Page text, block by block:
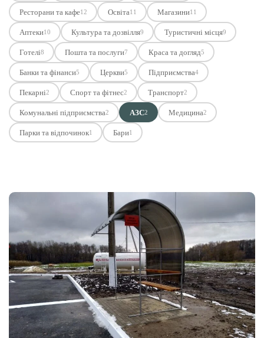
Публікації
Довідник
Редакційна політика
Етичний кодекс
Про нас
Тендери
Контакти
Ресторани та кафе12 Освіта11 Магазини11
Аптеки10 Культура та дозвілля9 Туристичні місця9
Готелі8 Пошта та послуги7 Краса та догляд5
Банки та фінанси5 Церкви5 Підприємства4
Пекарні2 Спорт та фітнес2 Транспорт2
Комунальні підприємства2 АЗС2 Медицина2
Парки та відпочинок1 Бари1